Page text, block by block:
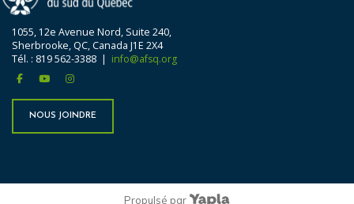
1055, 12e Avenue Nord, Suite 240,
Sherbrooke, QC, Canada J1E 2X4
Tél. : 819 562-3388 | info@afsq.org
facebookyoutubeinstagram
NOUS JOINDRE
Propulsé par